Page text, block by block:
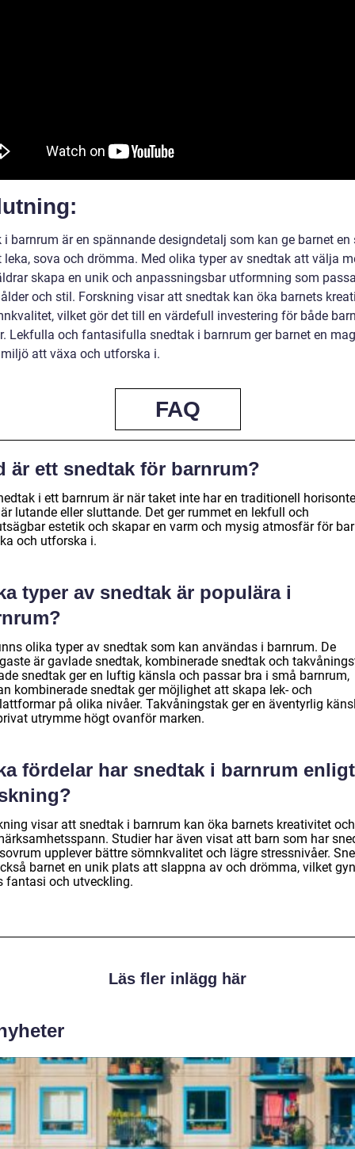
i barnrum är en spännande designdetalj som kan ge barnet en
leka, sova och drömma. Med olika typer av snedtak att välja
skapa en unik och anpassningsbar utformning som
och stil. Forskning visar att snedtak kan öka barnets
vilket gör det till en värdefull investering för både
Lekfulla och fantasifulla snedtak i barnrum ger barnet en
att växa och utforska i.
FAQ
är ett snedtak för barnrum?
i ett barnrum är när taket inte har en traditionell
lutande eller sluttande. Det ger rummet en lekfull och
estetik och skapar en varm och mysig atmosfär för
och utforska i.
typer av snedtak är populära i
olika typer av snedtak som kan användas i barnrum. De
är gavlade snedtak, kombinerade snedtak och
snedtak ger en luftig känsla och passar bra i små barnrum,
kombinerade snedtak ger möjlighet att skapa lek- och
på olika nivåer. Takvåningstak ger en äventyrlig
utrymme högt ovanför marken.
fördelar har snedtak i barnrum enligt
visar att snedtak i barnrum kan öka barnets kreativitet och
Studier har även visat att barn som har
upplever bättre sömnkvalitet och lägre stressnivåer.
barnet en unik plats att slappna av och drömma, vilket
fantasi och utveckling.
Läs fler inlägg här